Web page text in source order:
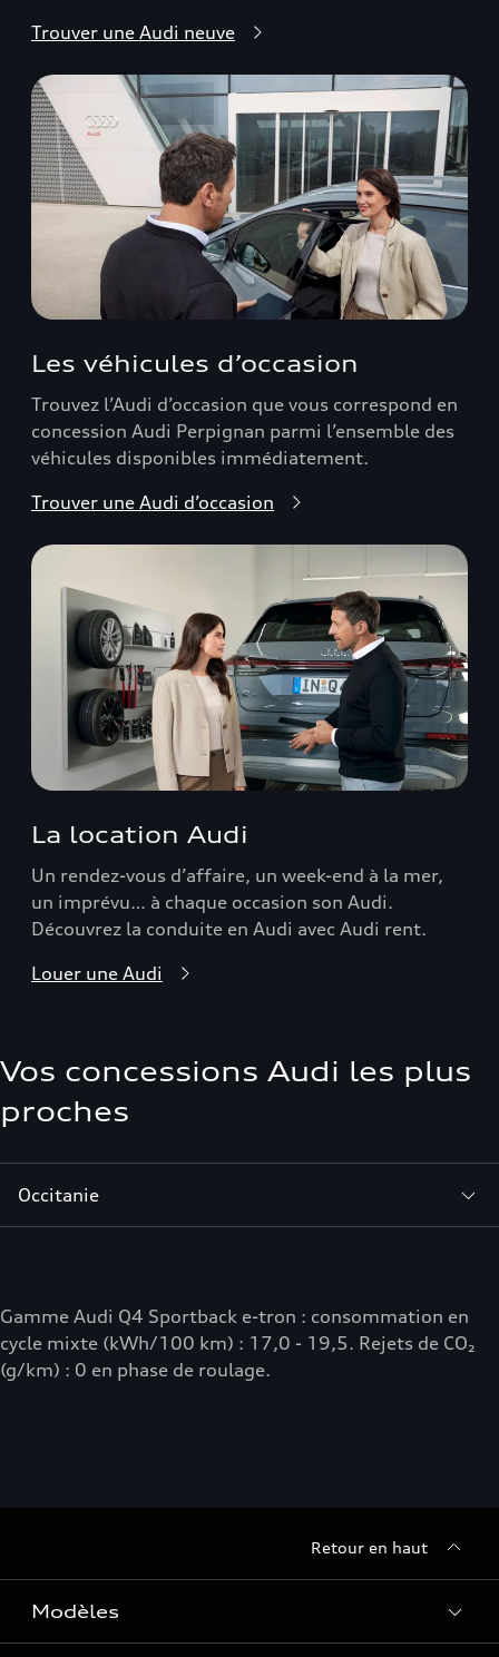
Trouver une Audi neuve
Les véhicules d’occasion
Trouvez l’Audi d’occasion que vous correspond en
concession Audi Perpignan parmi l’ensemble des
véhicules disponibles immédiatement.
Trouver une Audi d’occasion
La location Audi
Un rendez-vous d’affaire, un week-end à la mer,
un imprévu… à chaque occasion son Audi.
Découvrez la conduite en Audi avec Audi rent.
Louer une Audi
Vos concessions Audi les plus
proches
Occitanie
Gamme Audi Q4 Sportback e-tron : consommation en
cycle mixte (kWh/100 km) : 17,0 - 19,5. Rejets de CO₂
(g/km) : 0 en phase de roulage.
Retour en haut
Modèles